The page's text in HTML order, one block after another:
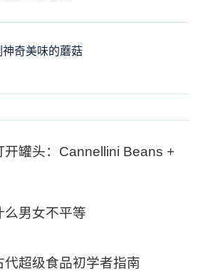
奇美味的蘑菇
开罐头：Cannellini Beans +
么男女不平等
代超级食品初学者指南